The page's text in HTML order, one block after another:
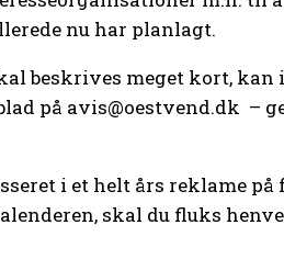
nu har planlagt.
beskrives meget kort,
på avis@oestvend.dk –
i et helt års reklame
skal du fluks